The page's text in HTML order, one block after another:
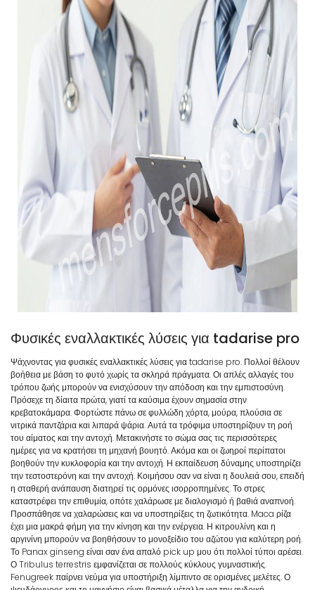
Φυσικές εναλλακτικές λύσεις για tadarise pro
Ψάχνοντας για φυσικές εναλλακτικές λύσεις για tadarise pro. Πολλοί θέλουν
βοήθεια με βάση το φυτό χωρίς τα σκληρά πράγματα. Οι απλές αλλαγές του
τρόπου ζωής μπορούν να ενισχύσουν την απόδοση και την εμπιστοσύνη.
Πρόσεχε τη δίαιτα πρώτα, γιατί τα καύσιμα έχουν σημασία στην
κρεβατοκάμαρα. Φορτώστε πάνω σε φυλλώδη χόρτα, μούρα, πλούσια σε
νιτρικά παντζάρια και λιπαρά ψάρια. Αυτά τα τρόφιμα υποστηρίζουν τη ροή
του αίματος και την αντοχή. Μετακινήστε το σώμα σας τις περισσότερες
ημέρες για να κρατήσει τη μηχανή βουητό. Ακόμα και οι ζωηροί περίπατοι
βοηθούν την κυκλοφορία και την αντοχή. Η εκπαίδευση δύναμης υποστηρίζει
την τεστοστερόνη και την αντοχή. Κοιμήσου σαν να είναι η δουλειά σου, επειδή
η σταθερή ανάπαυση διατηρεί τις ορμόνες ισορροπημένες. Το στρες
καταστρέφει την επιθυμία, οπότε χαλάρωσε με διαλογισμό ή βαθιά αναπνοή.
Προσπάθησε να χαλαρώσεις και να υποστηρίξεις τη ζωτικότητα. Maca ρίζα
έχει μια μακρά φήμη για την κίνηση και την ενέργεια. Η κιτρουλίνη και η
αργινίνη μπορούν να βοηθήσουν το μονοξείδιο του αζώτου για καλύτερη ροή.
Το Panax ginseng είναι σαν ένα απαλό pick up μου ότι πολλοί τύποι αρέσει.
Ο Tribulus terrestris εμφανίζεται σε πολλούς κύκλους γυμναστικής.
Fenugreek παίρνει νεύμα για υποστήριξη λίμπιντο σε ορισμένες μελέτες. Ο